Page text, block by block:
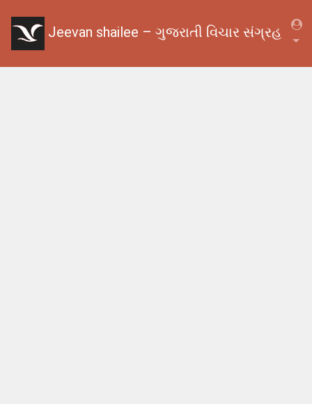
Jeevan shailee – ગુજરાતી વિચાર સંગ્રહ